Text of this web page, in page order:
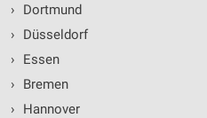
›
Dortmund
›
Düsseldorf
›
Essen
›
Bremen
›
Hannover